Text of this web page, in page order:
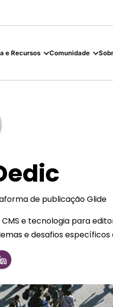
e Recursos Comunidade
de publicação Glide
e tecnologia para
e desafios específicos